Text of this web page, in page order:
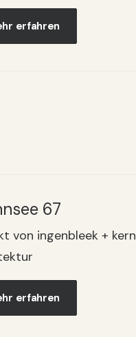
erfahren
67
von ingenbleek + kern
erfahren